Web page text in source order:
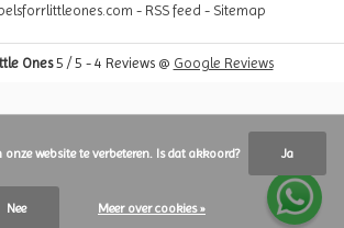
- RSS feed - Sitemap
Ones5 / 5 - 4 Reviews @ Google Reviews
website te verbeteren. Is dat akkoord? Ja
Nee Meer over cookies »